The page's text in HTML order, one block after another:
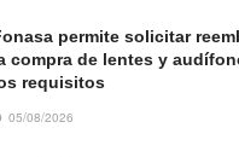
permite solicitar
compra de lentes y
requisitos
05/08/2026